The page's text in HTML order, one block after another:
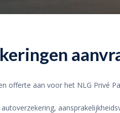
offerte aan voor het NLG Privé